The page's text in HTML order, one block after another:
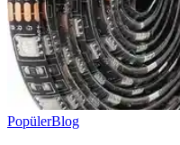
PopülerBlog